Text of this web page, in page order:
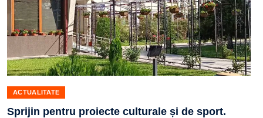
ACTUALITATE
Sprijin pentru proiecte culturale și de sport.